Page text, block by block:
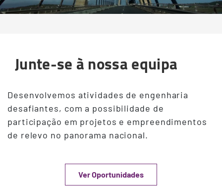
Junte-se à nossa equipa
Desenvolvemos atividades de engenharia
desafiantes, com a possibilidade de
participação em projetos e empreendimentos
de relevo no panorama nacional.
Ver Oportunidades